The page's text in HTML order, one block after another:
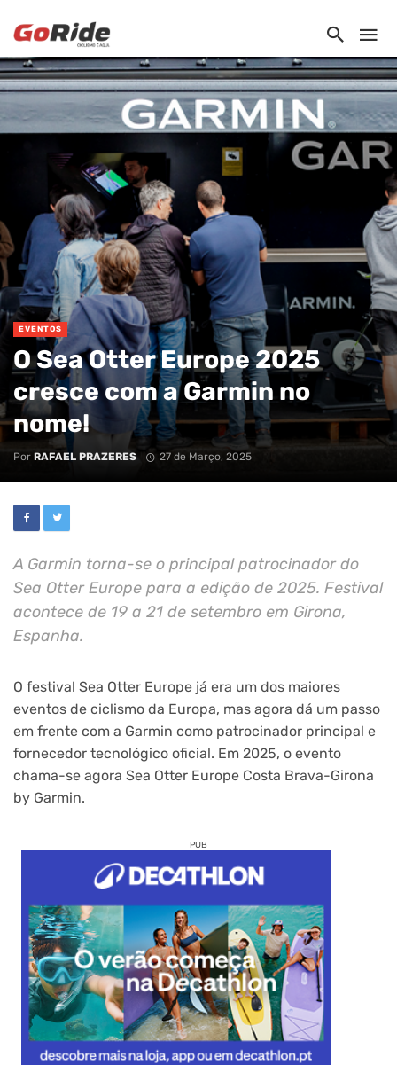
EVENTOS
O Sea Otter Europe 2025
cresce com a Garmin no
nome!
Por RAFAEL PRAZERES 27 de Março, 2025
A Garmin torna-se o principal patrocinador do
Sea Otter Europe para a edição de 2025. Festival
acontece de 19 a 21 de setembro em Girona,
Espanha.
O festival Sea Otter Europe já era um dos maiores
eventos de ciclismo da Europa, mas agora dá um passo
em frente com a Garmin como patrocinador principal e
fornecedor tecnológico oficial. Em 2025, o evento
chama-se agora Sea Otter Europe Costa Brava-Girona
by Garmin.
PUB